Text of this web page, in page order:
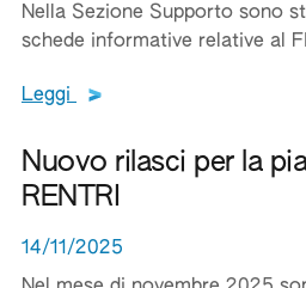
Nella Sezione Supporto sono
schede informative relative al
Leggi Leggi tutto il testo del
Nuovo rilasci per la
RENTRI
14/11/2025